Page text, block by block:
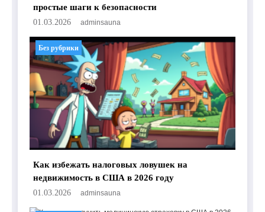
простые шаги к безопасности
01.03.2026 adminsauna
Без рубрики
Как избежать налоговых ловушек на
недвижимость в США в 2026 году
01.03.2026 adminsauna